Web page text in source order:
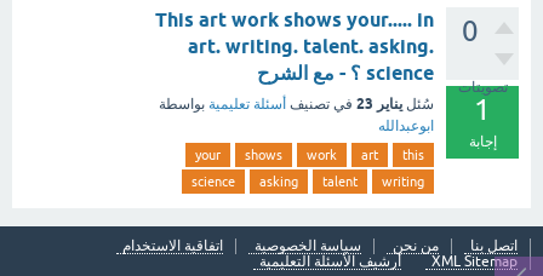
0
تصويتات
1
إجابة
This art work shows your..... in
art. writing. talent. asking.
science ؟ - مع الشرح
سُئل يناير 23 في تصنيف أسئلة تعليمية بواسطة
ابوعبدالله
this
art
work
shows
your
writing
talent
asking
science
اتصل بنا من نحن سياسة الخصوصية
اتفاقية الاستخدام
XML Sitemap
أرشيف الأسئلة التعليمية